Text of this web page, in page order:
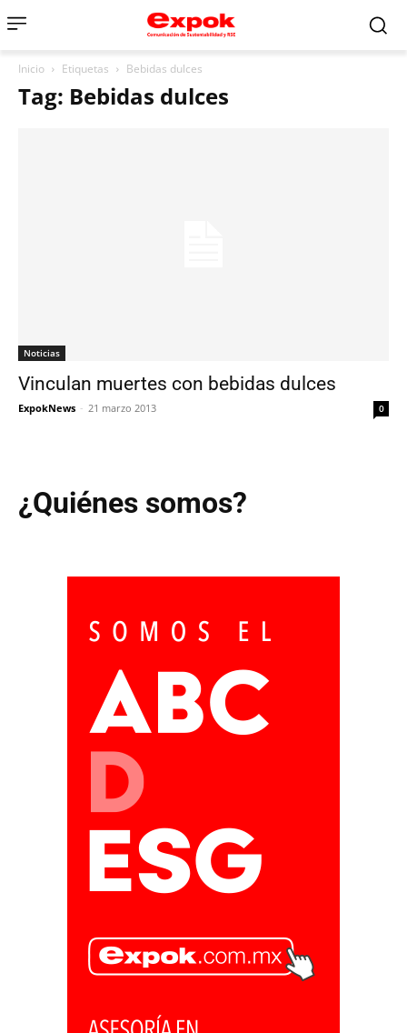
Inicio Etiquetas Bebidas dulces
Tag: Bebidas dulces
Noticias
Vinculan muertes con bebidas dulces
ExpokNews - 21 marzo 2013 0
¿Quiénes somos?